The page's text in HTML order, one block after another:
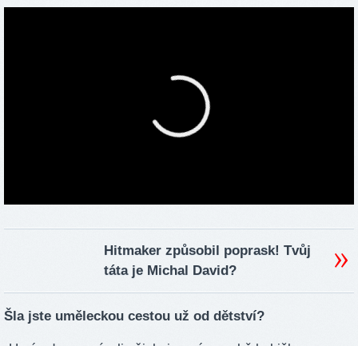
Hitmaker způsobil poprask! Tvůj
táta je Michal David?
Šla jste uměleckou cestou už od dětství?